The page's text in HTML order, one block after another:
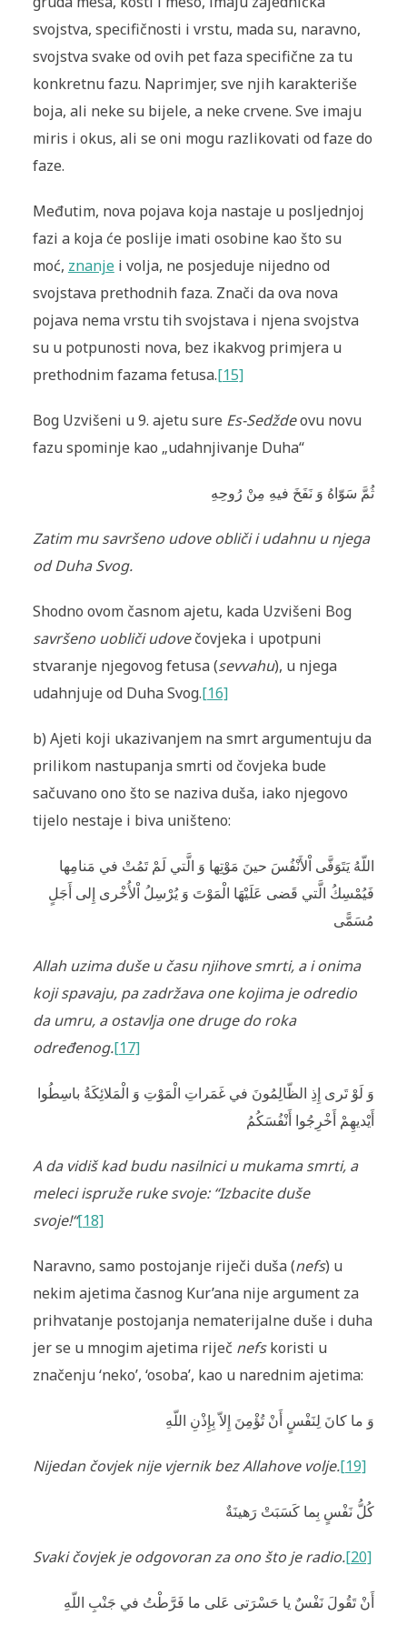
svojstva, specifičnosti i vrstu, mada su, naravno,
svojstva svake od ovih pet faza specifične za tu
konkretnu fazu. Naprimjer, sve njih karakteriše
boja, ali neke su bijele, a neke crvene. Sve imaju
miris i okus, ali se oni mogu razlikovati od faze do
faze.
Međutim, nova pojava koja nastaje u posljednjoj
fazi a koja će poslije imati osobine kao što su
moć, znanjei volja, ne posjeduje nijedno od
svojstava prethodnih faza. Znači da ova nova
pojava nema vrstu tih svojstava i njena svojstva
su u potpunosti nova, bez ikakvog primjera u
prethodnim fazama fetusa.[15]
Bog Uzvišeni u 9. ajetu sure Es-Sedždeovu novu
fazu spominje kao „udahnjivanje Duha“
ثُمَّ سَوّاهُ وَ نَفَخَ فيهِ مِنْ رُوحِهِ
Zatim mu savršeno udove obliči i udahnu u njega
od Duha Svog.
Shodno ovom časnom ajetu, kada Uzvišeni Bog
savršeno uobliči udovečovjeka i upotpuni
stvaranje njegovog fetusa (sevvahu), u njega
udahnjuje od Duha Svog.[16]
b) Ajeti koji ukazivanjem na smrt argumentuju da
prilikom nastupanja smrti od čovjeka bude
sačuvano ono što se naziva duša, iako njegovo
tijelo nestaje i biva uništeno:
اللّهُ يَتَوَفَّى اْلأَنْفُسَ حينَ مَوْتِها وَ الَّتي لَمْ تَمُتْ في مَنامِها
فَيُمْسِكُ الَّتي قَضى عَلَيْهَا الْمَوْتَ وَ يُرْسِلُ اْلأُخْرى إِلى أَجَلٍ
مُسَمًّى
Allah uzimadušeu času njihove smrti, a i onima
koji spavaju, pa zadržava one kojima je odredio
da umru, a ostavlja one druge do roka
određenog.[17]
وَ لَوْ تَرى إِذِ الظّالِمُونَ في غَمَراتِ الْمَوْتِ وَ الْمَلائِكَةُ باسِطُوا
أَيْديهِمْ أَخْرِجُوا أَنْفُسَكُمُ
A da vidiš kad budu nasilnici u mukama smrti, a
meleci ispruže ruke svoje: “Izbacite duše
svoje!“[18]
Naravno, samo postojanje riječi duša (nefs) u
nekim ajetima časnog Kur’ana nije argument za
prihvatanje postojanja nematerijalne duše i duha
jer se u mnogim ajetima riječ nefskoristi u
značenju ‘neko’, ‘osoba’, kao u narednim ajetima:
وَ ما كانَ لِنَفْسٍ أَنْ تُؤْمِنَ إِلاّ بِإِذْنِ اللّهِ
Nijedan čovjek nije vjernik bez Allahove volje.[19]
كُلُّ نَفْسٍ بِما كَسَبَتْ رَهينَةٌ
Svaki čovjek je odgovoran za ono što je radio.[20]
أَنْ تَقُولَ نَفْسٌ يا حَسْرَتى عَلى ما فَرَّطْتُ في جَنْبِ اللّهِ